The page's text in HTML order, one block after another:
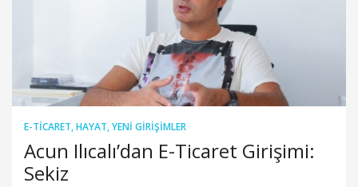
E-TICARET,HAYAT,YENI GIRIŞIMLER
Acun Ilıcalı’dan E-Ticaret Girişimi:
Sekiz